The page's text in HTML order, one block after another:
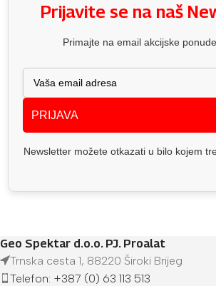
Prijavite se na naš
Primajte na email akcijske
PRIJAVA
Newsletter možete otkazati u bilo kojem
Geo Spektar d.o.o. PJ. Proalat
Trnska cesta 1, 88220 Široki Brijeg
Telefon: +387 (0) 63 113 513